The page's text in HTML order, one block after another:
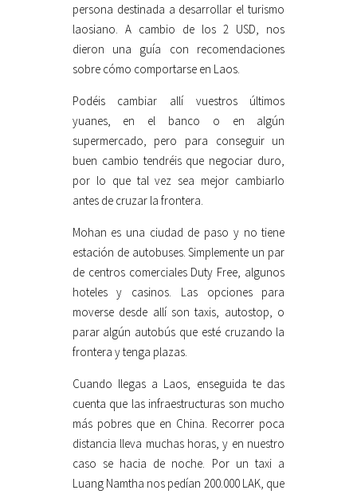
persona destinada a desarrollar el turismo
laosiano. A cambio de los 2 USD, nos
dieron una guía con recomendaciones
sobre cómo comportarse en Laos.
Podéis cambiar allí vuestros últimos
yuanes, en el banco o en algún
supermercado, pero para conseguir un
buen cambio tendréis que negociar duro,
por lo que tal vez sea mejor cambiarlo
antes de cruzar la frontera.
Mohan es una ciudad de paso y no tiene
estación de autobuses. Simplemente un par
de centros comerciales Duty Free, algunos
hoteles y casinos. Las opciones para
moverse desde allí son taxis, autostop, o
parar algún autobús que esté cruzando la
frontera y tenga plazas.
Cuando llegas a Laos, enseguida te das
cuenta que las infraestructuras son mucho
más pobres que en China. Recorrer poca
distancia lleva muchas horas, y en nuestro
caso se hacia de noche. Por un taxi a
Luang Namtha nos pedían 200.000 LAK, que